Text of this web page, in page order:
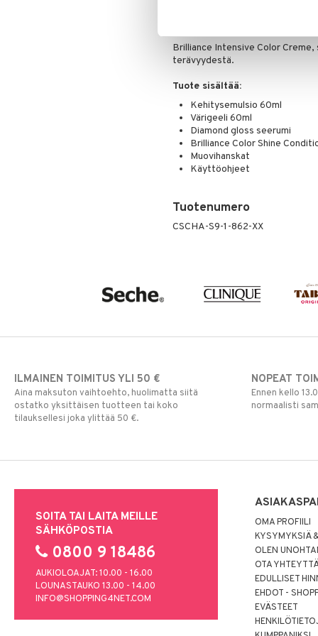
kaunis hohto ei häviä yhtä
Brilliance Intensive Color
terävyydestä.
Tuote sisältää:
Kehitysemulsio 60ml
Värigeeli 60ml
Diamond gloss seerumi
Brilliance Color Shine
Muovihanskat
Käyttöohjeet
Tuotenumero
CSCHA-S9-1-862-XX
ILMAINEN TOIMITUS YLI 50 €
Aina maksuton vaihtoehto, huolimatta siitä
ostatko yksittäisen tuotteen tai koko
tilauksellesi joka ylittää 50 €.
NOPEAT
Ennen kello
normaalisti
SOITA TAI LAITA MEILLE
SÄHKÖPOSTIA
0800 9 18486
AUKIOLOAJAT: 10.00 - 16.00
LOUNASTAUKO 13.00 - 14.00
INFO@SHOPPING4NET.COM
OMA PROFIILI
KYSYMYKSIÄ
OLEN
OTA
EDULLISET
EHDOT -
EVÄSTEET